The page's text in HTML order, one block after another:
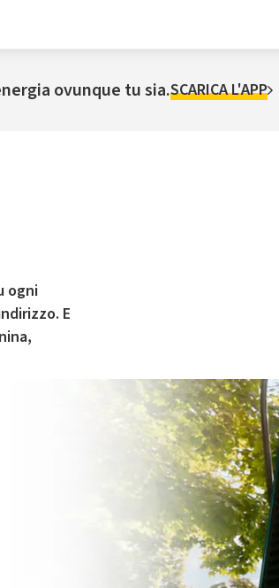
ovunque tu sia.SCARICA L'APP
ogni
E
è gestito da Plenitude On The Road